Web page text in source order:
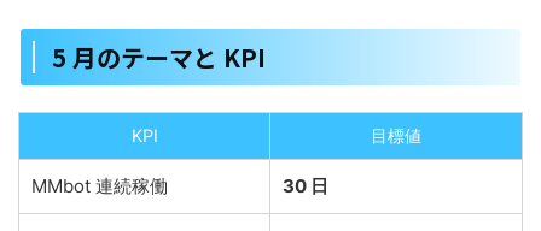
5 月のテーマと KPI
KPI 目標値
MMbot 連続稼働 30 日